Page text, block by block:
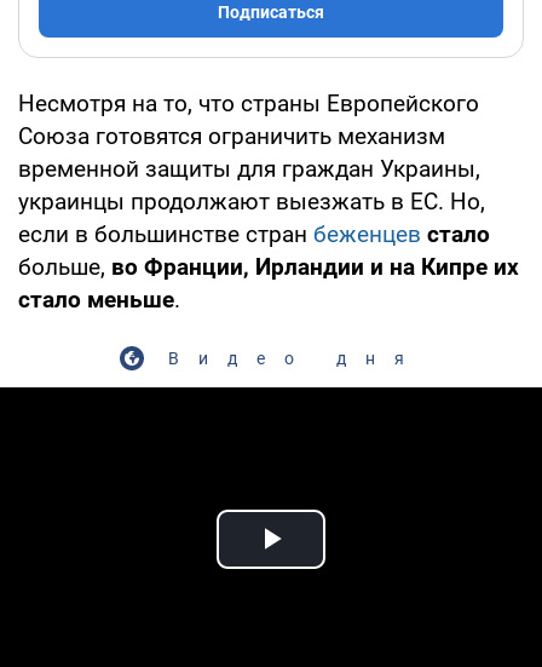
Подписаться
Несмотря на то, что страны Европейского
Союза готовятся ограничить механизм
временной защиты для граждан Украины,
украинцы продолжают выезжать в ЕС. Но,
если в большинстве стран беженцев стало
больше, во Франции, Ирландии и на Кипре их
стало меньше.
Видео дня
Play Video